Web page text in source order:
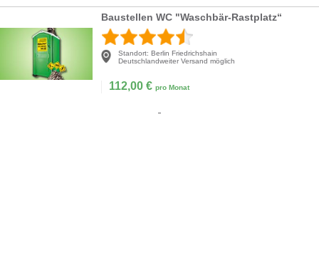
Baustellen WC "Waschbär-Rastplatz“
Standort: Berlin Friedrichshain
Deutschlandweiter Versand möglich
112,00 € pro Monat